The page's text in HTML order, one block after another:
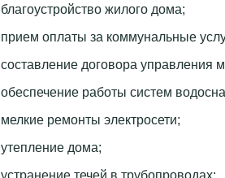
благоустройство жилого дома;
прием оплаты за коммунальные
составление договора управления
обеспечение работы систем
мелкие ремонты электросети;
утепление дома;
устранение течей в трубопроводах;